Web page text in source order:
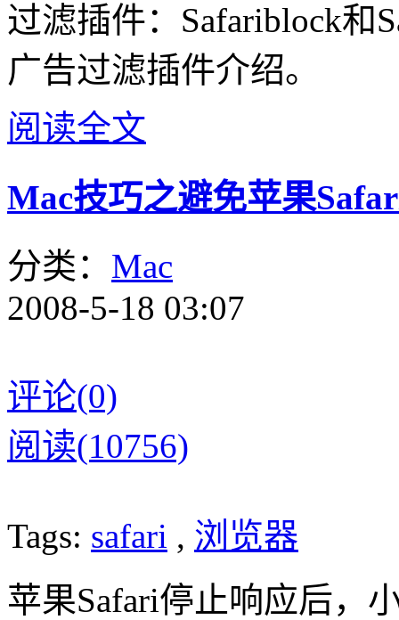
过滤插件：Safariblock和
广告过滤插件介绍。
阅读全文
Mac技巧之避免苹果
分类： Mac
2008-5-18 03:07
评论(0)
阅读(10756)
Tags: safari , 浏览器
苹果Safari停止响应后，